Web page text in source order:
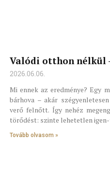
Valódi otthon nélkül
2026.06.06.
Mi ennek az eredménye? Egy
bárhova – akár
verő felnőtt. Így nehéz
törődést: szinte lehetetlen
Tovább olvasom »